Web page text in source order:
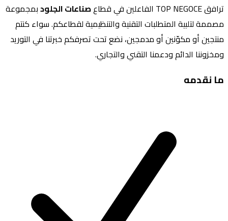
ترافق TOP NEGOCE الفاعلين في قطاع صناعات الجلودبمجموعة
مصممة لتلبية المتطلبات التقنية والتنظيمية لقطاعكم. سواء كنتم
منتجين أو مكوّنين أو مدمجين، نضع تحت تصرفكم خبرتنا في التوريد
ومخزوننا الدائم ودعمنا التقني والتجاري.
ما نقدمه